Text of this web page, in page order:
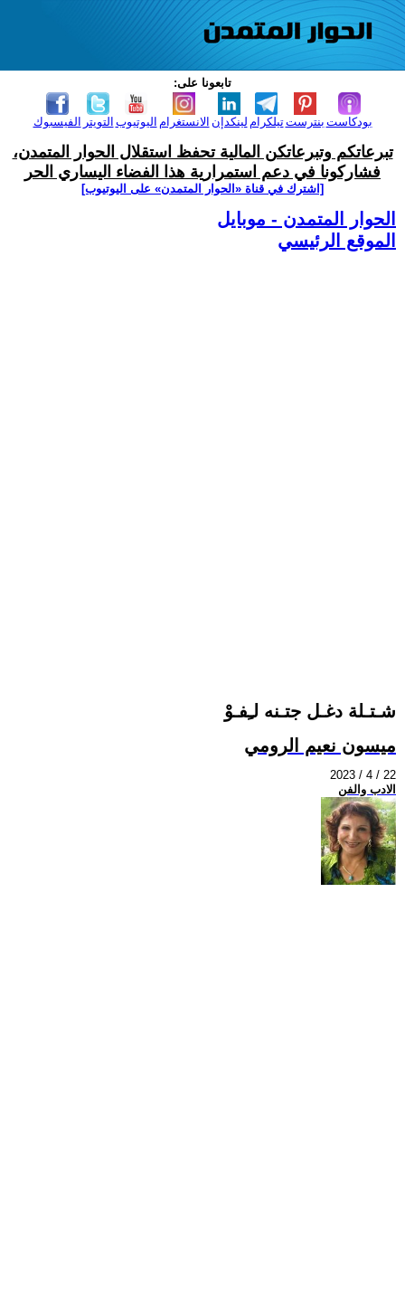
تابعونا على:
الفيسبوك التويتر اليوتيوب الانستغرام لينكدإن تيلكرامبنترست بودكاست
تبرعاتكم وتبرعاتكن المالية تحفظ استقلال الحوار المتمدن،
فشاركونا في دعم استمرارية هذا الفضاء اليساري الحر
[اشترك في قناة ‫«الحوار المتمدن» على اليوتيوب]
الحوار المتمدن - موبايل
الموقع الرئيسي
شـتـلة دغـل جتـنه لـِفـوْ
ميسون نعيم الرومي
2023 / 4 / 22
الادب والفن